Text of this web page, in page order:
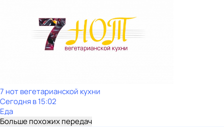
7 нот вегетарианской кухни
Сегодня в 15:02
Еда
Больше похожих передач